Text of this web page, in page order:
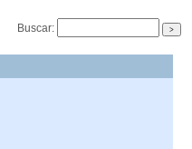
Buscar: